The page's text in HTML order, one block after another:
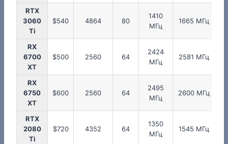
RTX
3060
Ti
$540 4864 80
1410
МГц
1665 МГц
RX
6700
XT
$500 2560 64
2424
МГц
2581 МГц
RX
6750
XT
$600 2560 64
2495
МГц
2600 МГц
RTX
2080
Ti
$720 4352 64
1350
МГц
1545 МГц